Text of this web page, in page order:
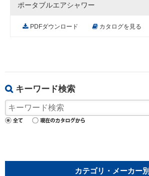
ポータブルエアシャワー
PDFダウンロード カタログを見る
キーワード検索
カテゴリ・メーカー別